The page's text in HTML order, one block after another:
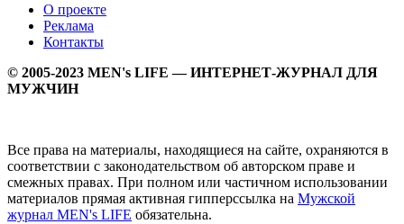
О проекте
Реклама
Контакты
© 2005-2023 MEN's LIFE — ИНТЕРНЕТ-ЖУРНАЛ ДЛЯ
МУЖЧИН
Все права на материалы, находящиеся на сайте, охраняются в
соответствии с законодательством об авторском праве и
смежных правах. При полном или частичном использовании
материалов прямая активная гипперссылка на Мужской
журнал MEN's LIFE обязательна.